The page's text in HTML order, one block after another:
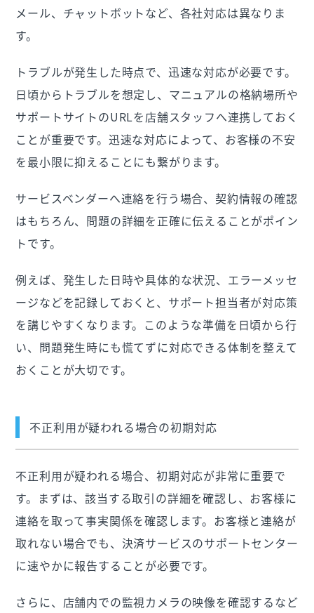
メール、チャットボットなど、各社対応は異なりま
す。
トラブルが発生した時点で、迅速な対応が必要です。
日頃からトラブルを想定し、マニュアルの格納場所や
サポートサイトのURLを店舗スタッフへ連携しておく
ことが重要です。迅速な対応によって、お客様の不安
を最小限に抑えることにも繋がります。
サービスベンダーへ連絡を行う場合、契約情報の確認
はもちろん、問題の詳細を正確に伝えることがポイン
トです。
例えば、発生した日時や具体的な状況、エラーメッセ
ージなどを記録しておくと、サポート担当者が対応策
を講じやすくなります。このような準備を日頃から行
い、問題発生時にも慌てずに対応できる体制を整えて
おくことが大切です。
不正利用が疑われる場合の初期対応
不正利用が疑われる場合、初期対応が非常に重要で
す。まずは、該当する取引の詳細を確認し、お客様に
連絡を取って事実関係を確認します。お客様と連絡が
取れない場合でも、決済サービスのサポートセンター
に速やかに報告することが必要です。
さらに、店舗内での監視カメラの映像を確認するなど